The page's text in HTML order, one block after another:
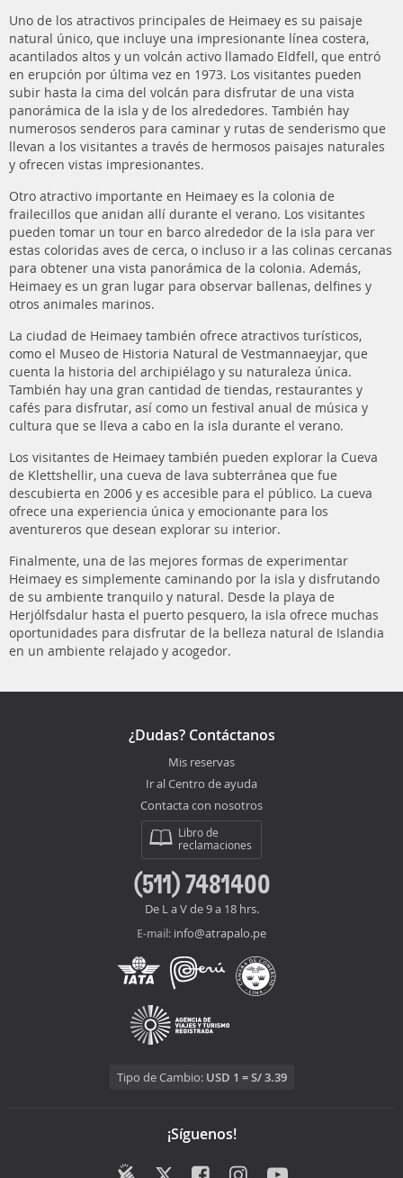
Uno de los atractivos principales de Heimaey es su paisaje
natural único, que incluye una impresionante línea costera,
acantilados altos y un volcán activo llamado Eldfell, que entró
en erupción por última vez en 1973. Los visitantes pueden
subir hasta la cima del volcán para disfrutar de una vista
panorámica de la isla y de los alrededores. También hay
numerosos senderos para caminar y rutas de senderismo que
llevan a los visitantes a través de hermosos paisajes naturales
y ofrecen vistas impresionantes.
Otro atractivo importante en Heimaey es la colonia de
frailecillos que anidan allí durante el verano. Los visitantes
pueden tomar un tour en barco alrededor de la isla para ver
estas coloridas aves de cerca, o incluso ir a las colinas cercanas
para obtener una vista panorámica de la colonia. Además,
Heimaey es un gran lugar para observar ballenas, delfines y
otros animales marinos.
La ciudad de Heimaey también ofrece atractivos turísticos,
como el Museo de Historia Natural de Vestmannaeyjar, que
cuenta la historia del archipiélago y su naturaleza única.
También hay una gran cantidad de tiendas, restaurantes y
cafés para disfrutar, así como un festival anual de música y
cultura que se lleva a cabo en la isla durante el verano.
Los visitantes de Heimaey también pueden explorar la Cueva
de Klettshellir, una cueva de lava subterránea que fue
descubierta en 2006 y es accesible para el público. La cueva
ofrece una experiencia única y emocionante para los
aventureros que desean explorar su interior.
Finalmente, una de las mejores formas de experimentar
Heimaey es simplemente caminando por la isla y disfrutando
de su ambiente tranquilo y natural. Desde la playa de
Herjólfsdalur hasta el puerto pesquero, la isla ofrece muchas
oportunidades para disfrutar de la belleza natural de Islandia
en un ambiente relajado y acogedor.
¿Dudas? Contáctanos
Mis reservas
Ir al Centro de ayuda
Contacta con nosotros
Libro de
reclamaciones
(511) 7481400
De L a V de 9 a 18 hrs.
E-mail: info@atrapalo.pe
Tipo de Cambio: USD 1 = S/ 3.39
¡Síguenos!